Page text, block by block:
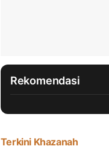
Rekomendasi
Terkini Khazanah